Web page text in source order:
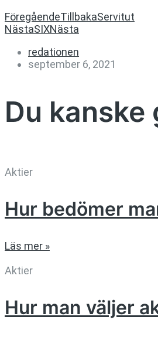
FöregåendeTillbakaServitut
NästaSIXNästa
redationen
september 6, 2021
Du kanske
Aktier
Hur bedömer
Läs mer »
Aktier
Hur man väljer